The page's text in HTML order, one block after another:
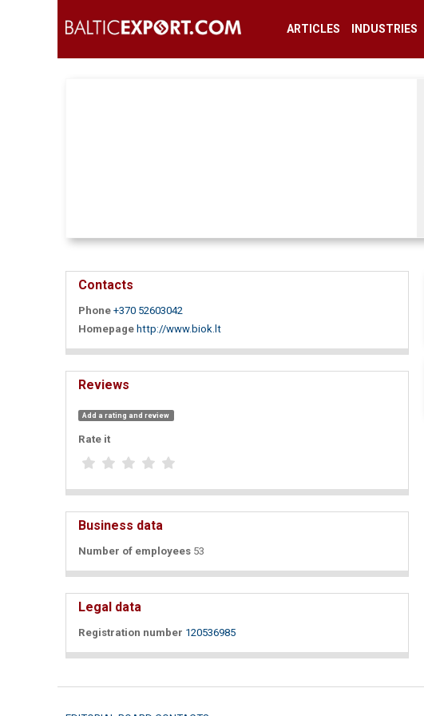
ARTICLES INDUSTRIES
Contacts
Phone +370 52603042
Homepage http://www.biok.lt
Reviews
Add a rating and review
Rate it
Business data
Number of employees 53
Legal data
Registration number 120536985